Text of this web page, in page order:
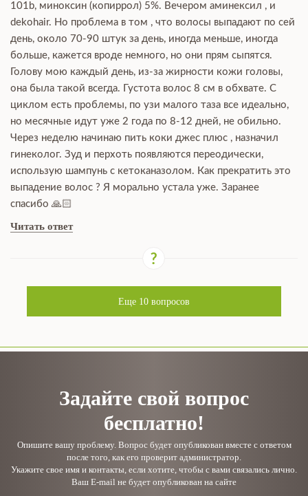
101b, миноксин (копиррол) 5%. Вечером аминексил , и
dekohair. Но проблема в том , что волосы выпадают по сей
день, около 70-90 штук за день, иногда меньше, иногда
больше, кажется вроде немного, но они прям сыпятся.
Голову мою каждый день, из-за жирности кожи головы,
она была такой всегда. Густота волос 8 см в обхвате. С
циклом есть проблемы, по узи малого таза все идеально,
но месячные идут уже 2 года по 8-12 дней, не обильно.
Через неделю начинаю пить коки джес плюс , назначил
гинеколог. Зуд и перхоть появляются переодически,
использую шампунь с кетоканазолом. Как прекратить это
выпадение волос ? Я морально устала уже. Заранее
спасибо 🙏🏻
Читать ответ
Еще 10 вопросов
Задайте свой вопрос
бесплатно!
Опишите вашу проблему. Вопрос будет опубликован вместе с ответом
после того, как его проверит администратор.
Укажите свое имя и контакты, если хотите, чтобы с вами связались лично.
Ваш E-mail не будет опубликован на сайте